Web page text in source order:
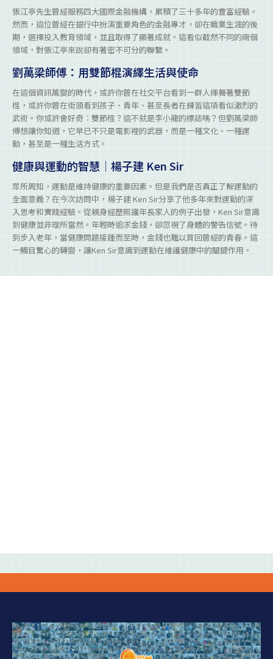
張江亭先生曾經服務四大國際金融機構，累積了三十多年的豐富經驗。
然而，這位曾經在銀行中扮演重要角色的金融專才，卻在職業生涯的後
期，選擇投入教育領域，並且取得了顯著成就。這看似截然不同的兩個
領域，對張江亭來說卻有著密不可分的聯繫。
劉萬梁師傅：用雙節棍演繹生活與使命
在這個資訊萬變的時代，或許你曾在社交平台看到一群人揮舞著雙節
棍，或許你曾在街頭看到孩子、青年、甚至長者在練習這項看似激烈的
武術。你或許會好奇：雙節棍？這不就是李小龍的標誌嗎？但劉萬梁師
傅想讓你知道，它早已不只是電影裡的武器，而是一種文化、一種運
動，甚至是一種生活方式。
健康與運動的智慧｜楊子建 Ken Sir
眾所周知，運動是維持健康的重要因素。但是我們是否真正了解運動的
全面意義？在今次訪問中，楊子建 Ken Sir分享了他多年來對運動的深
入思考和實踐經驗。從親身經歷照護年長家人的例子出發，Ken Sir意識
到健康並非理所當然。年輕時追求金錢，卻忽視了身體的警告信號。待
到步入老年，當健康問題接踵而至時，金錢也難以買回曾經的青春。這
一觸目驚心的轉變，讓Ken Sir意識到運動在維護健康中的關鍵作用。